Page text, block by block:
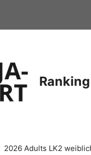
Ranking
2026 Adults LK2